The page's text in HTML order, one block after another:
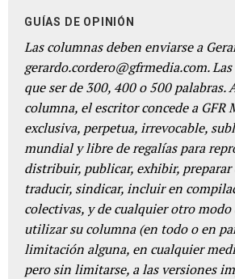
GUÍAS DE OPINIÓN
Las columnas deben enviarse a
gerardo.cordero@gfrmedia.com.
que ser de 300, 400 o 500 palabras.
columna, el escritor concede a GFR
exclusiva, perpetua, irrevocable,
mundial y libre de regalías para
distribuir, publicar, exhibir, preparar
traducir, sindicar, incluir en
colectivas, y de cualquier otro
utilizar su columna (en todo o en
limitación alguna, en cualquier
pero sin limitarse, a las versiones